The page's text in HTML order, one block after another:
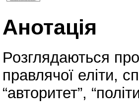
Анотація
Розглядаються
правлячої еліти,
“авторитет”,